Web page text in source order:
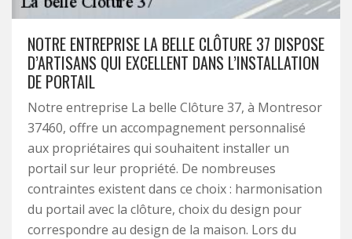
NOTRE ENTREPRISE LA BELLE CLÔTURE 37 DISPOSE
D’ARTISANS QUI EXCELLENT DANS L’INSTALLATION
DE PORTAIL
Notre entreprise La belle Clôture 37, à Montresor
37460, offre un accompagnement personnalisé
aux propriétaires qui souhaitent installer un
portail sur leur propriété. De nombreuses
contraintes existent dans ce choix : harmonisation
du portail avec la clôture, choix du design pour
correspondre au design de la maison. Lors du